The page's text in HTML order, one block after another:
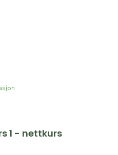
Kurset gir stedlig
arbeid på eller ved
til 11.08.2026
1 - nettkurs